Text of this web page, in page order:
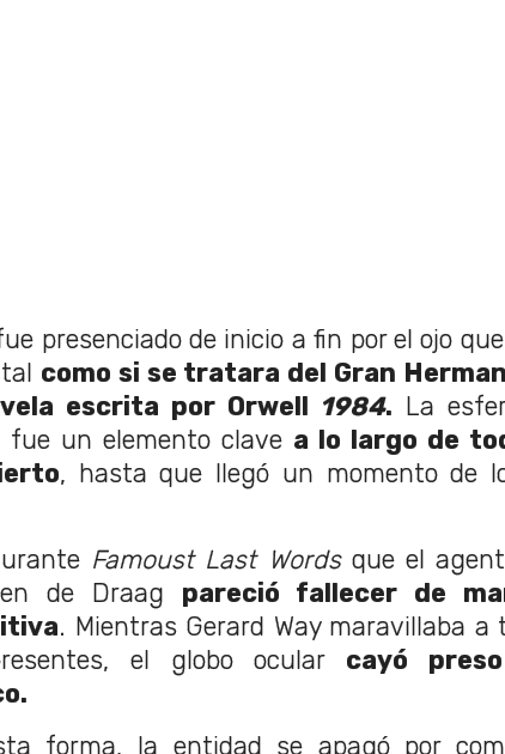
presenciado de inicio a fin por el ojo
como si se tratara del Gran
escrita por Orwell
1984. La
fue un elemento clave a lo largo de
, hasta que llegó un momento de
Famoust Last Wordsque el
de Draag pareció fallecer de
. Mientras Gerard Way maravillaba a
el globo ocular cayó
forma, la entidad se apagó por